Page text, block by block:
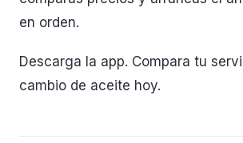
en orden.
Descarga la app. Compara tu
cambio de aceite hoy.